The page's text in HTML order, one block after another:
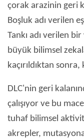
çorak arazinin geri
Boşluk adı verilen
Tankı adı verilen
büyük bilimsel
kaçırıldıktan sonra,
DLC'nin geri
çalışıyor ve bu
tuhaf bilimsel
akrepler,